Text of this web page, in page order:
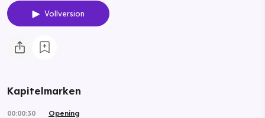
Vollversion
Kapitelmarken
00:00:30
Opening